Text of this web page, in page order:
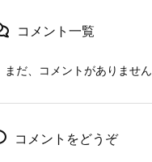
コメント一覧
まだ、コメントがありません
コメントをどうぞ